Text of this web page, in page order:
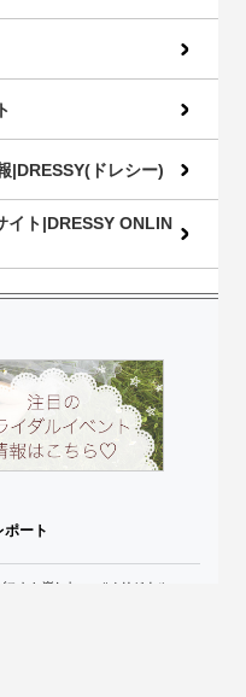
|DRESSY(ドレシー)
イト|DRESSY ONLIN
ポート
ストと楽しむ #オリジナル